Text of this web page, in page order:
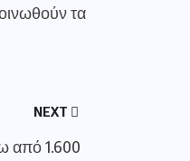
τα
NEXT
από 1.600